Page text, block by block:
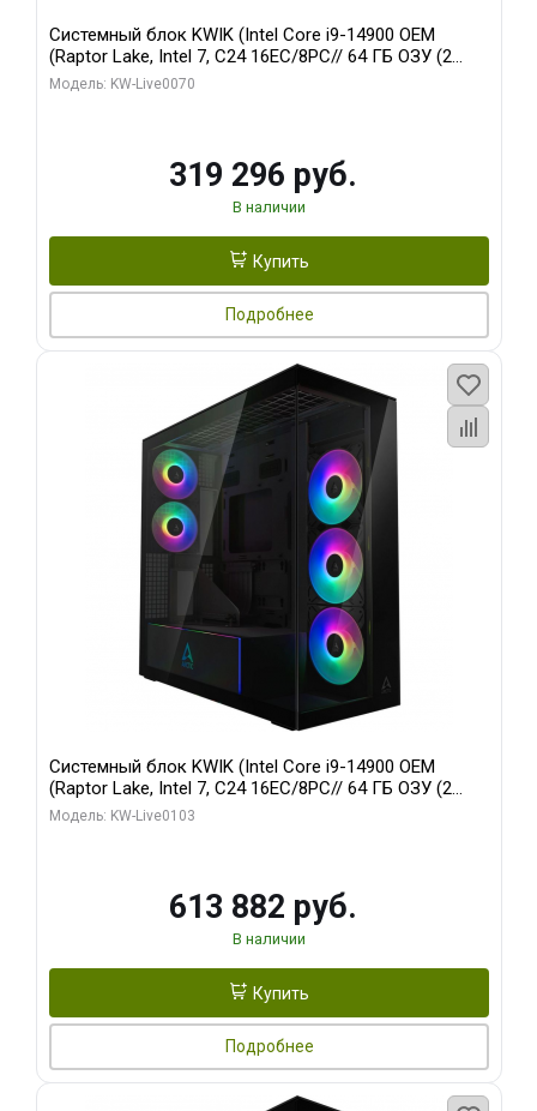
Системный блок KWIK (Intel Core i9-14900 OEM
(Raptor Lake, Intel 7, C24 16EC/8PC// 64 ГБ ОЗУ (2
модуля)/ Gigabyte RTX5080 XTREME WATERFORCE
Модель: KW-Live0070
319 296 руб.
В наличии
Купить
Подробнее
Системный блок KWIK (Intel Core i9-14900 OEM
(Raptor Lake, Intel 7, C24 16EC/8PC// 64 ГБ ОЗУ (2
модуля)/ Afox RTX4090 24GB GDDR6X 384-Bit 3xDP
Модель: KW-Live0103
613 882 руб.
В наличии
Купить
Подробнее